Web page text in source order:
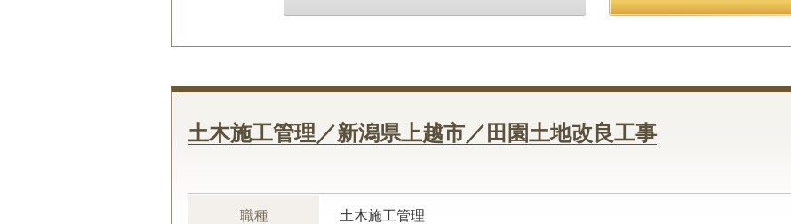
土木施工管理／新潟県上越市／田園土地改良工事
職種 土木施工管理